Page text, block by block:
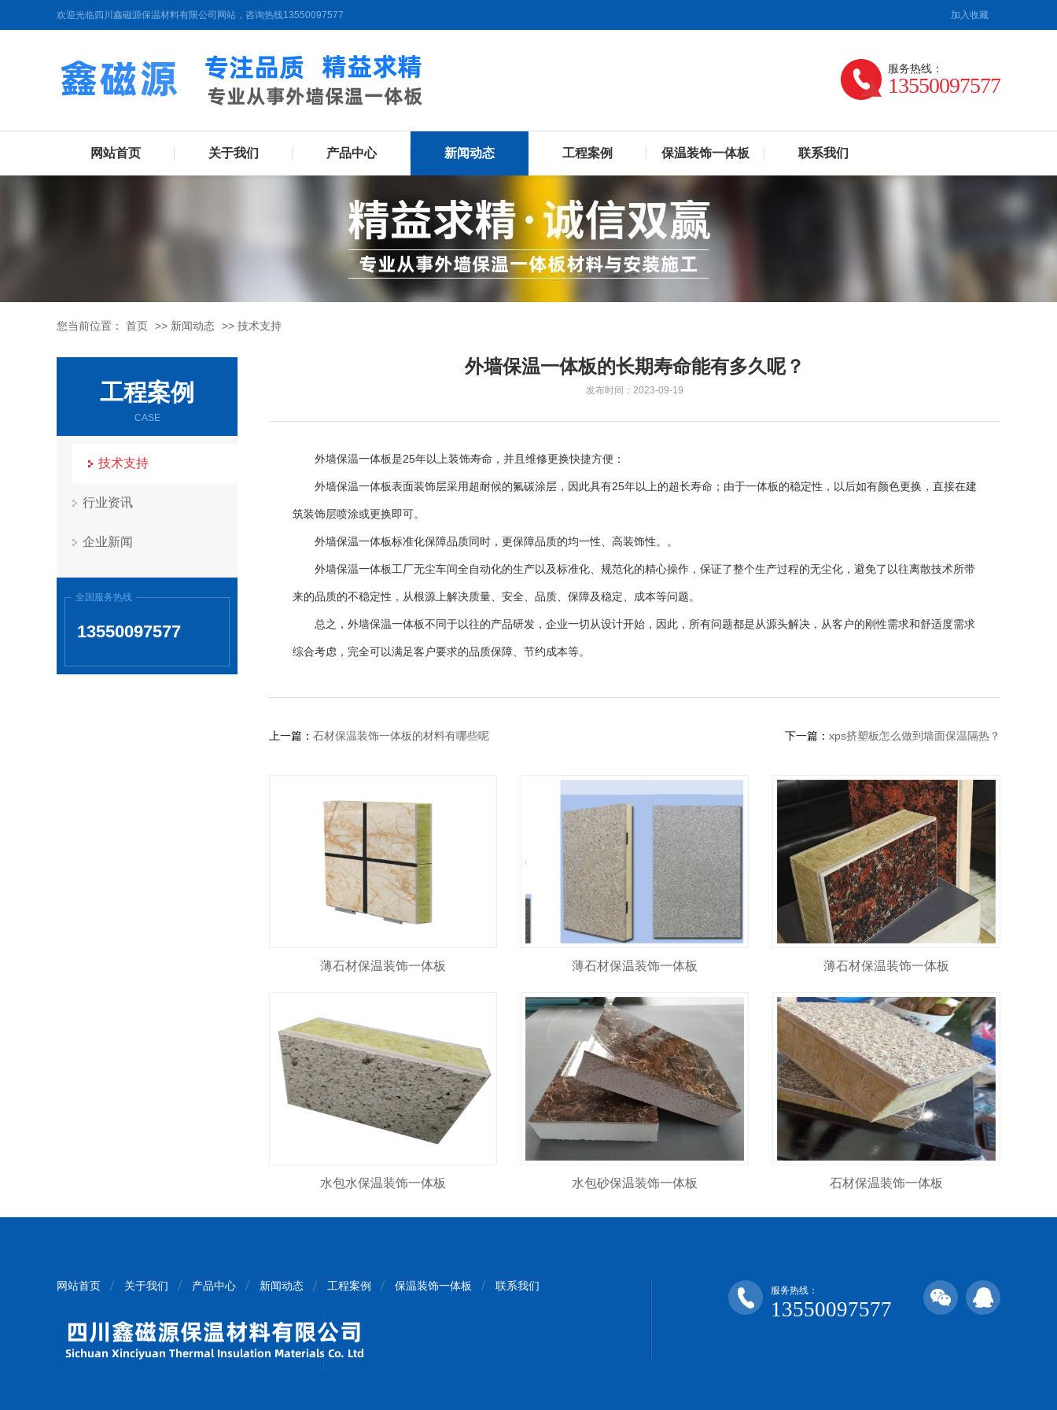
欢迎光临四川鑫磁源保温材料有限公司网站，咨询热线13550097577 加入收藏
服务热线：
13550097577
网站首页 关于我们 产品中心 新闻动态 工程案例 保温装饰一体板 联系我们
您当前位置： 首页 >> 新闻动态 >> 技术支持
工程案例
CASE
技术支持
行业资讯
企业新闻
全国服务热线
13550097577
外墙保温一体板的长期寿命能有多久呢？
发布时间：2023-09-19
外墙保温一体板是25年以上装饰寿命，并且维修更换快捷方便：
外墙保温一体板表面装饰层采用超耐候的氟碳涂层，因此具有25年以上的超长寿命；由于一体板的稳定性，以后如有颜色更换，直接在建
筑装饰层喷涂或更换即可。
外墙保温一体板标准化保障品质同时，更保障品质的均一性、高装饰性。。
外墙保温一体板工厂无尘车间全自动化的生产以及标准化、规范化的精心操作，保证了整个生产过程的无尘化，避免了以往离散技术所带
来的品质的不稳定性，从根源上解决质量、安全、品质、保障及稳定、成本等问题。
总之，外墙保温一体板不同于以往的产品研发，企业一切从设计开始，因此，所有问题都是从源头解决，从客户的刚性需求和舒适度需求
综合考虑，完全可以满足客户要求的品质保障、节约成本等。
上一篇： 石材保温装饰一体板的材料有哪些呢 下一篇： xps挤塑板怎么做到墙面保温隔热？
薄石材保温装饰一体板 薄石材保温装饰一体板 薄石材保温装饰一体板
水包水保温装饰一体板 水包砂保温装饰一体板 石材保温装饰一体板
网站首页 关于我们 产品中心 新闻动态 工程案例 保温装饰一体板 联系我们 服务热线：
13550097577